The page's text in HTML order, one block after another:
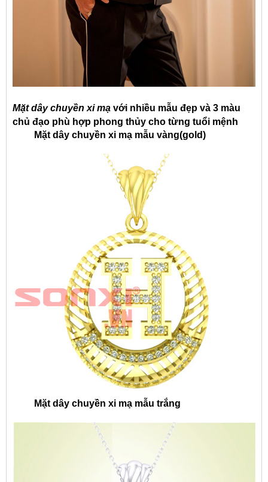
Mặt dây chuyền xi mạ với nhiều mẫu đẹp và 3 màu
chủ đạo phù hợp phong thủy cho từng tuổi mệnh
Mặt dây chuyền xi mạ mẫu vàng(gold)
Mặt dây chuyền xi mạ mẫu trắng